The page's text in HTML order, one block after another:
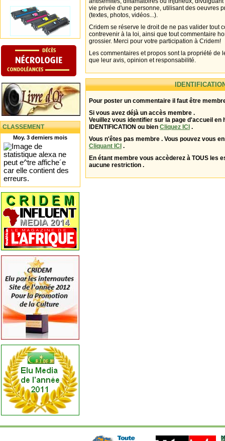
CLASSEMENT
Moy. 3 derniers mois
vie privée d'une personne, utilisant des oeuvres
(textes, photos, vidéos...).
Cridem se réserve le droit de ne pas valider tout
contrevenir à la loi, ainsi que tout commentaire
grossier. Merci pour votre participation à Cridem!
Les commentaires et propos sont la propriété de
que leur avis, opinion et responsabilité.
Pour poster un commentaire il faut être
Si vous avez déjà un accès membre .
Veuillez vous identifier sur la page d'accueil en
IDENTIFICATION ou bien Cliquez ICI .
Vous n'êtes pas membre . Vous pouvez vous
Cliquant ICI .
En étant membre vous accèderez à TOUS les
aucune restriction .